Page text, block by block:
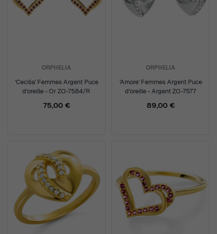
ORPHELIA
'Cecilia' Femmes Argent Puce
d'oreille - Or ZO-7584/R
75,00 €
ORPHELIA
'Amore' Femmes Argent Puce
d'oreille - Argent ZO-7577
89,00 €